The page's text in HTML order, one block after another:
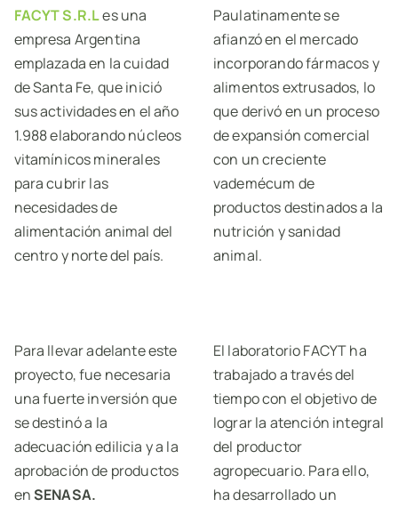
FACYT S.R.Les una
empresa Argentina
emplazada en la cuidad
de Santa Fe, que inició
sus actividades en el año
1.988 elaborando núcleos
vitamínicos minerales
para cubrir las
necesidades de
alimentación animal del
centro y norte del país.
Paulatinamente se
afianzó en el mercado
incorporando fármacos y
alimentos extrusados, lo
que derivó en un proceso
de expansión comercial
con un creciente
vademécum de
productos destinados a la
nutrición y sanidad
animal.
Para llevar adelante este
proyecto, fue necesaria
una fuerte inversión que
se destinó a la
adecuación edilicia y a la
aprobación de productos
enSENASA.
El laboratorio FACYT ha
trabajado a través del
tiempo con el objetivo de
lograr la atención integral
del productor
agropecuario. Para ello,
ha desarrollado un